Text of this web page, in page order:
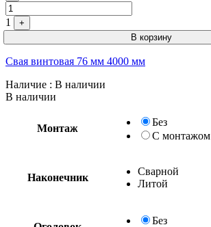
1
+
В корзину
Свая винтовая 76 мм 4000 мм
Наличие : В наличии
В наличии
Монтаж
Без
С монтажом
Наконечник
Сварной
Без